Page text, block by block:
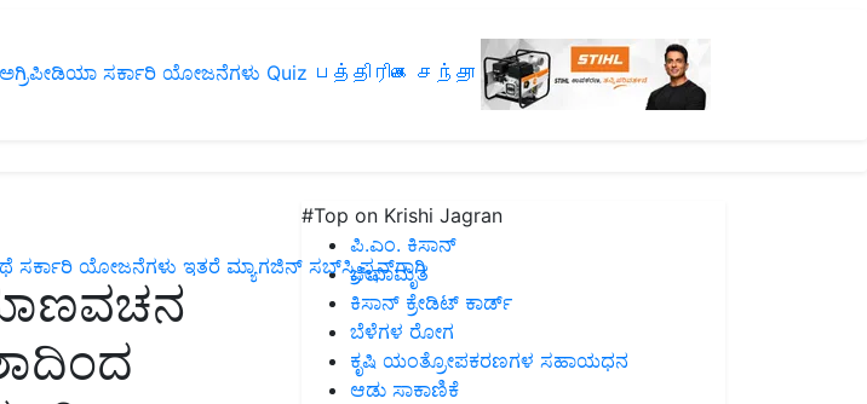
ಅಗ್ರಿಪೀಡಿಯಾ ಸರ್ಕಾರಿ ಯೋಜನೆಗಳು Quiz பத்திரிகை சந்தா
ಸರ್ಕಾರಿ ಯೋಜನೆಗಳು ಇತರೆ ಮ್ಯಾಗಜಿನ್‌ ಸಬ್‌ಸ್ಕ್ರಿಪ್ಷನ್‌ಗಾಗಿ
#Top on Krishi Jagran
ಪಿ.ಎಂ. ಕಿಸಾನ್
ಜೀವಾಮೃತ
ಕಿಸಾನ್ ಕ್ರೇಡಿಟ್ ಕಾರ್ಡ್
ಬೆಳೆಗಳ ರೋಗ
ಕೃಷಿ ಯಂತ್ರೋಪಕರಣಗಳ ಸಹಾಯಧನ
ಆಡು ಸಾಕಾಣಿಕೆ